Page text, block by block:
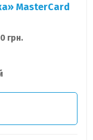
MasterCard
грн.